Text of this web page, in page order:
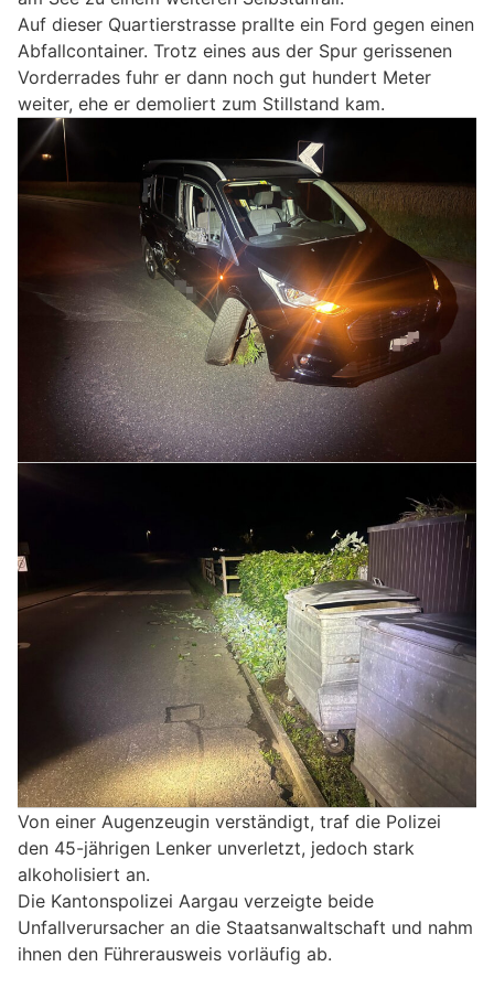
Auf dieser Quartierstrasse prallte ein Ford gegen einen
Abfallcontainer. Trotz eines aus der Spur gerissenen
Vorderrades fuhr er dann noch gut hundert Meter
weiter, ehe er demoliert zum Stillstand kam.
Von einer Augenzeugin verständigt, traf die Polizei
den 45-jährigen Lenker unverletzt, jedoch stark
alkoholisiert an.
Die Kantonspolizei Aargau verzeigte beide
Unfallverursacher an die Staatsanwaltschaft und nahm
ihnen den Führerausweis vorläufig ab.